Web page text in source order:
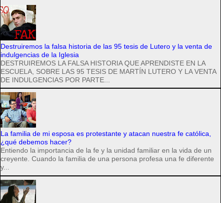
Destruiremos la falsa historia de las 95 tesis de Lutero y la venta de
indulgencias de la Iglesia
DESTRUIREMOS LA FALSA HISTORIA QUE APRENDISTE EN LA
ESCUELA, SOBRE LAS 95 TESIS DE MARTÍN LUTERO Y LA VENTA
DE INDULGENCIAS POR PARTE...
La familia de mi esposa es protestante y atacan nuestra fe católica,
¿qué debemos hacer?
Entiendo la importancia de la fe y la unidad familiar en la vida de un
creyente. Cuando la familia de una persona profesa una fe diferente
y...